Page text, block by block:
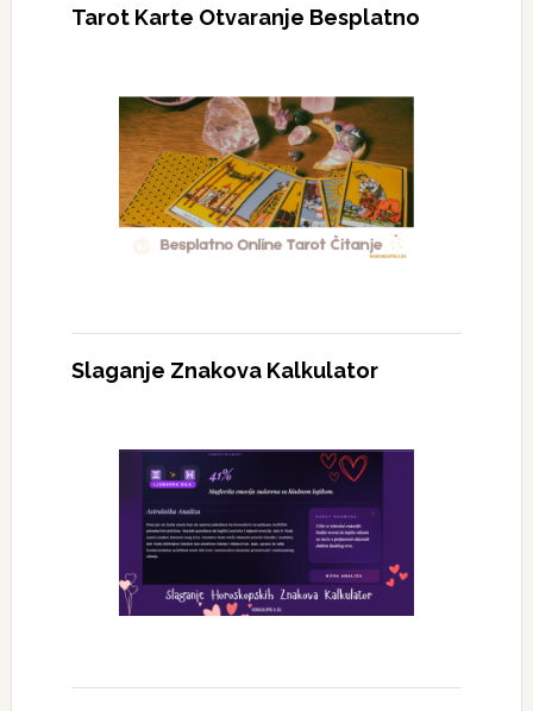
Tarot Karte Otvaranje Besplatno
Slaganje Znakova Kalkulator